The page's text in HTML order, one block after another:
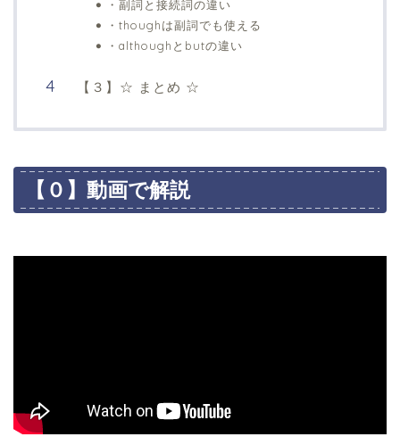
・副詞と接続詞の違い
・thoughは副詞でも使える
・althoughとbutの違い
【３】☆ まとめ ☆
【０】動画で解説